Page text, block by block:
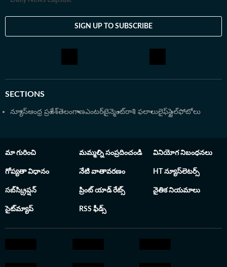
పిల్లలకు తానే పద్యాలు, శ్లోకాలు వంటి నేర్పి వారిలో కాంపిటీటివ్
స్పిరిట్ ఉండాలని, స్టేజ్ ఫియర్ పోవాలని పోటీలను కూడా
నిర్వహిస్తుంటారు
SIGN UP TO SUBSCRIBE
SECTIONS
న్యూస్ఆంధ్ర ప్రదేశ్తెలంగాణఎంటర్‌టైన్మెంట్రాశి ఫలాలులైఫ్‌స్టైల్ఫోటోలు
మా గురించి మమ్మల్ని సంప్రదించండి వినియోగ నిబంధనలు
గోప్యతా విధానం నేటి వాతావరణం HT న్యూస్‌లెటర్స్
సబ్‌స్క్రిప్షన్ ప్రింట్ యాడ్ రేట్స్ నైతిక నియమాలు
సైట్‌మ్యాప్ RSS ఫీడ్స్